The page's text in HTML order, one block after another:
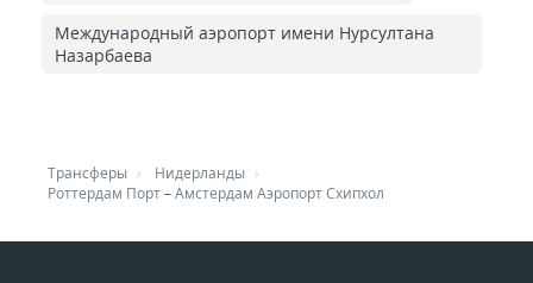
Международный аэропорт имени Нурсултана
Назарбаева
Трансферы
Нидерланды
Роттердам Порт–Амстердам Аэропорт Схипхол